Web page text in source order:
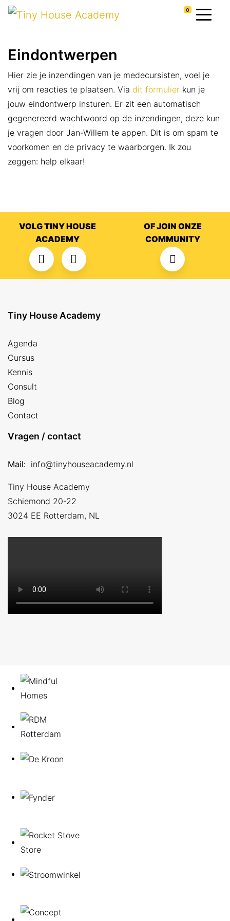
0
Eindontwerpen
Hier zie je inzendingen van je medecursisten, voel je
vrij om reacties te plaatsen. Via dit formulier kun je
jouw eindontwerp insturen. Er zit een automatisch
gegenereerd wachtwoord op de inzendingen, deze kun
je vragen door Jan-Willem te appen. Dit is om spam te
voorkomen en de privacy te waarborgen. Ik zou
zeggen: help elkaar!
VOLG TINY HOUSE
ACADEMY
OF JOIN ONZE
COMMUNITY
Tiny House Academy
Agenda
Cursus
Kennis
Consult
Blog
Contact
Vragen / contact
Mail: info@tinyhouseacademy.nl
Tiny House Academy
Schiemond 20-22
3024 EE Rotterdam, NL